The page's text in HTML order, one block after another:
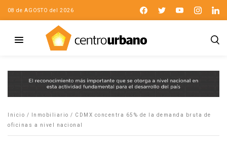
08 de AGOSTO del 2026
Inicio / Inmobiliario / CDMX concentra 65% de la demanda bruta de
oficinas a nivel nacional